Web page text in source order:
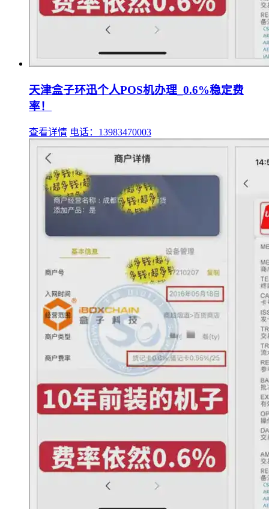
天津盒子环迅个人POS机办理_0.6%稳定费
率！
查看详情 电话：13983470003